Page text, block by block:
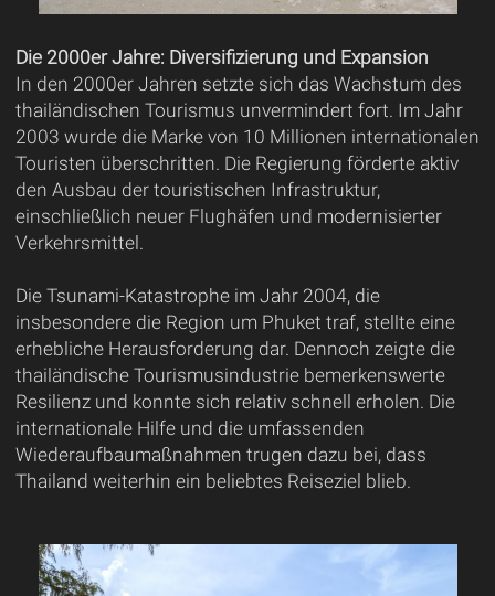
Die 2000er Jahre: Diversifizierung und Expansion
In den 2000er Jahren setzte sich das Wachstum des
thailändischen Tourismus unvermindert fort. Im Jahr
2003 wurde die Marke von 10 Millionen internationalen
Touristen überschritten. Die Regierung förderte aktiv
den Ausbau der touristischen Infrastruktur,
einschließlich neuer Flughäfen und modernisierter
Verkehrsmittel.
Die Tsunami-Katastrophe im Jahr 2004, die
insbesondere die Region um Phuket traf, stellte eine
erhebliche Herausforderung dar. Dennoch zeigte die
thailändische Tourismusindustrie bemerkenswerte
Resilienz und konnte sich relativ schnell erholen. Die
internationale Hilfe und die umfassenden
Wiederaufbaumaßnahmen trugen dazu bei, dass
Thailand weiterhin ein beliebtes Reiseziel blieb.